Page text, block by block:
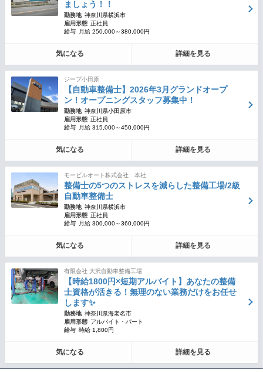
ましょう！！
勤務地 神奈川県横浜市
雇用形態 正社員
給与
月給 250,000～380,000円
気になる 詳細を見る
ジープ小田原
【自動車整備士】2026年3月グランドオープ
ン！オープニングスタッフ募集中！
勤務地 神奈川県小田原市
雇用形態 正社員
給与
月給 315,000～450,000円
気になる 詳細を見る
モービルオート株式会社 本社
整備士の5つのストレスを減らした整備工場/2級
自動車整備士
勤務地 神奈川県横浜市
雇用形態 正社員
給与
月給 300,000～360,000円
気になる 詳細を見る
有限会社 大沢自動車整備工場
【時給1800円×短期アルバイト】あなたの整備
士資格が活きる！無理のない業務だけをお任せ
します✨
勤務地 神奈川県海老名市
雇用形態 アルバイト・パート
給与 時給 1,800円
気になる 詳細を見る